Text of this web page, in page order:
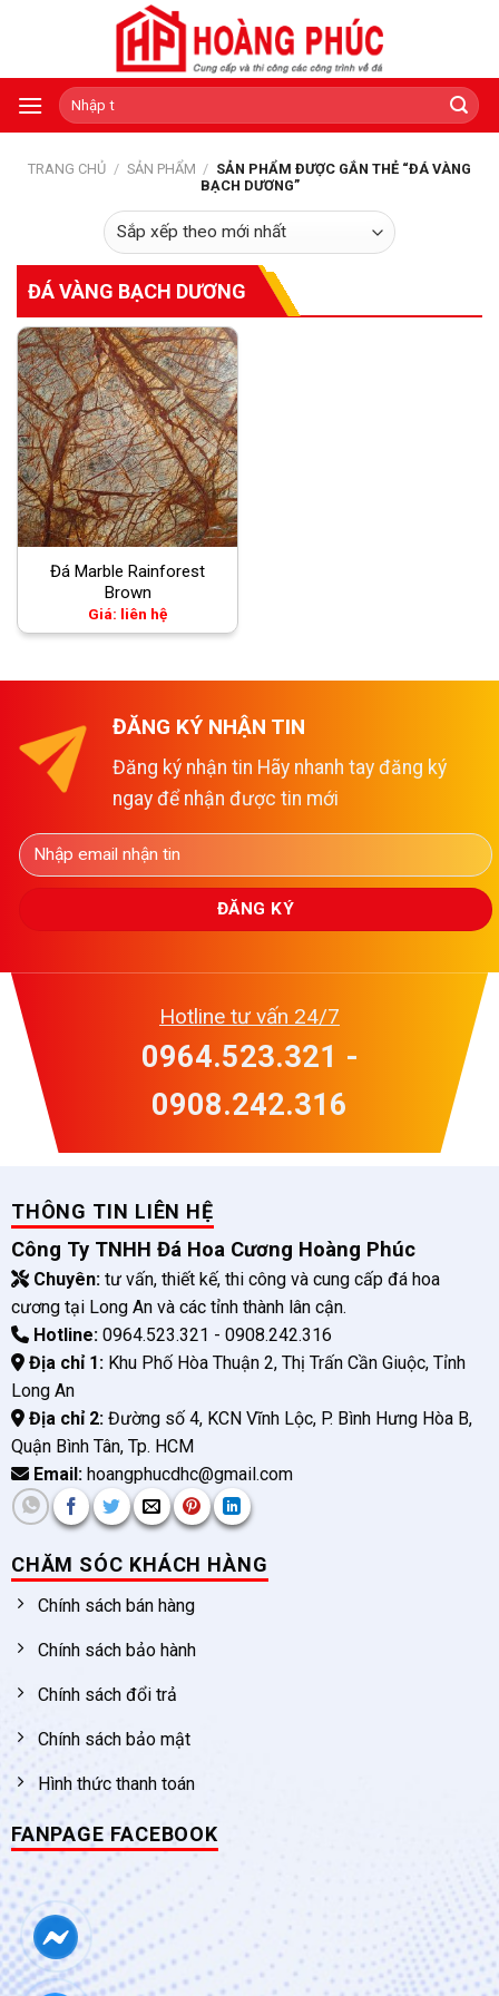
Tìm
kiếm:
TRANG CHỦ / SẢN PHẨM / SẢN PHẨM ĐƯỢC GẮN THẺ “ĐÁ VÀNG
BẠCH DƯƠNG”
ĐÁ VÀNG BẠCH DƯƠNG
Đá Marble Rainforest
Brown
Giá: liên hệ
ĐĂNG KÝ NHẬN TIN
Đăng ký nhận tin Hãy nhanh tay đăng ký
ngay để nhận được tin mới
Hotline tư vấn 24/7
0964.523.321 -
0908.242.316
THÔNG TIN LIÊN HỆ
Công Ty TNHH Đá Hoa Cương Hoàng Phúc
Chuyên:tư vấn, thiết kế, thi công và cung cấp đá hoa
cương tại Long An và các tỉnh thành lân cận.
Hotline:0964.523.321 - 0908.242.316
Địa chỉ 1:Khu Phố Hòa Thuận 2, Thị Trấn Cần Giuộc, Tỉnh
Long An
Địa chỉ 2:Đường số 4, KCN Vĩnh Lộc, P. Bình Hưng Hòa B,
Quận Bình Tân, Tp. HCM
Email:hoangphucdhc@gmail.com
CHĂM SÓC KHÁCH HÀNG
Chính sách bán hàng
Chính sách bảo hành
Chính sách đổi trả
Chính sách bảo mật
Hình thức thanh toán
FANPAGE FACEBOOK